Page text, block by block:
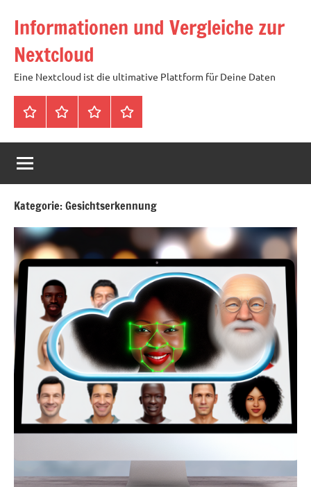
Inhalt
springen
Informationen und Vergleiche zur
Nextcloud
Eine Nextcloud ist die ultimative Plattform für Deine Daten
StartseiteNeuste
Artikel
Cloud
mit
Speicher
Euro
mtl
Tags
Kategorie:Gesichtserkennung